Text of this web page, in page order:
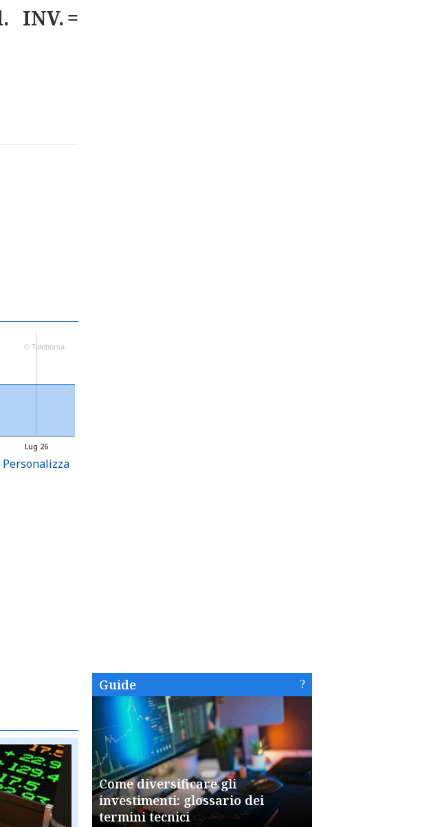
INV.
Lug 26
© Teleborsa
Personalizza
Guide
Come diversificare gli
investimenti: glossario dei
termini tecnici